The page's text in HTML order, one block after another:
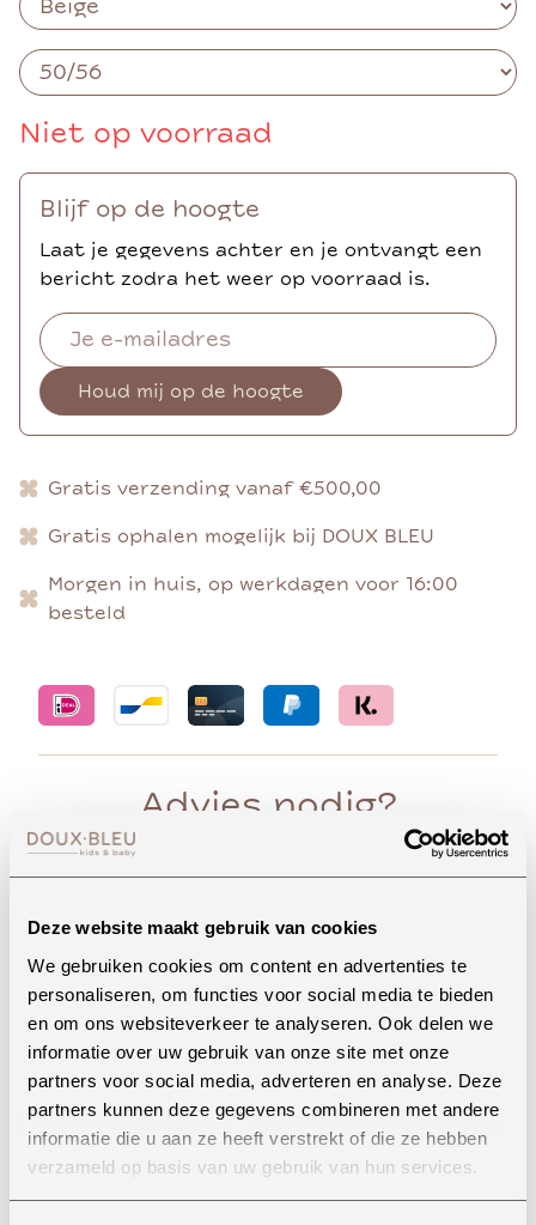
Deze website maakt gebruik van cookies
We gebruiken cookies om content en advertenties te
personaliseren, om functies voor social media te bieden
en om ons websiteverkeer te analyseren. Ook delen we
informatie over uw gebruik van onze site met onze
partners voor social media, adverteren en analyse. Deze
partners kunnen deze gegevens combineren met andere
informatie die u aan ze heeft verstrekt of die ze hebben
verzameld op basis van uw gebruik van hun services.
Niet op voorraad
Blijf op de hoogte
Laat je gegevens achter en je ontvangt een
bericht zodra het weer op voorraad is.
Houd mij op de hoogte
Gratis verzending vanaf €500,00
Gratis ophalen mogelijk bij DOUX BLEU
Morgen in huis, op werkdagen voor 16:00
besteld
Advies nodig?
Whatsapp
Onze winkel in Uden
Bekijk openingstijden